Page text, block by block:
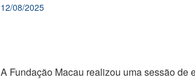
12/08/2025
A Fundação Macau realizou uma sessão